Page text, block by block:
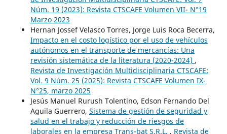
Núm. 19 (2023): Revista CTSCAFE Volumen VII- N°19
Marzo 2023
Hernan Jossef Velasco Torres, Jorge Luis Roca Becerra,
Impacto en el costo logístico por el uso de vehículos
autónomos en el transporte de mercancías: Una
revisión sistemática de la literatura (2020-2024) ,
Revista de Investigación Multidisciplinaria CTSCAFE:
Vol. 9 Núm. 25 (2025): Revista CTSCAFE Volumen IX-
N°25, marzo 2025
Jesús Manuel Rurush Tolentino, Edson Fernando Del
Aguila Guerrero, Sistema de gestión de seguridad y
salud en el trabajo y reducción de riesgos de
laborales en la empresa Trans-bat S.R.L. , Revista de